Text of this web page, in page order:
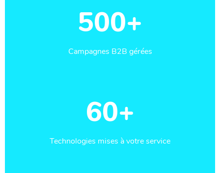
500+
Campagnes B2B gérées
60+
Technologies mises à votre service